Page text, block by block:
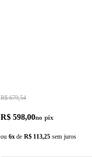
R$ 679,54
R$ 598,00
ou 6x de R$ 113,25 sem juros